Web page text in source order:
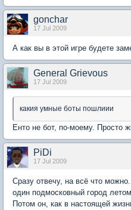
gonchar
17 Jul 2009
А как вы в этой игре будете
General Grievous
17 Jul 2009
какия умные боты пошлиии
Енто не бот, по-моему. Просто
PiDi
17 Jul 2009
Сразу отвечу, на всё что
один подмосковный город
Потом он, как в настоящей